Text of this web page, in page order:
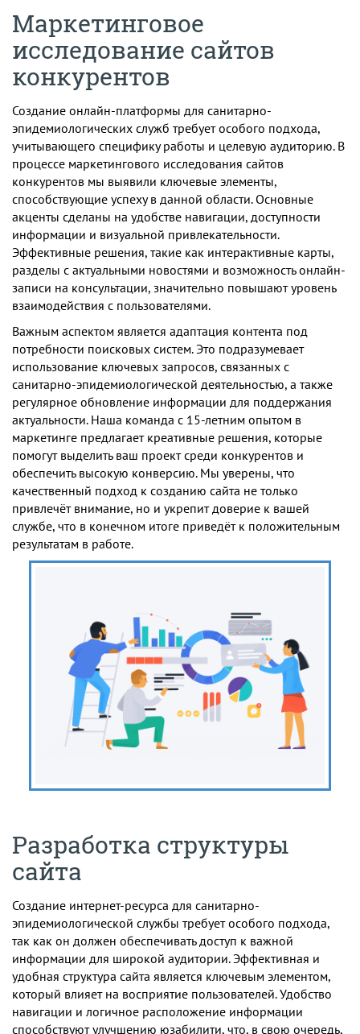
Маркетинговое
исследование сайтов
конкурентов
Создание онлайн-платформы для санитарно-
эпидемиологических служб требует особого подхода,
учитывающего специфику работы и целевую аудиторию. В
процессе маркетингового исследования сайтов
конкурентов мы выявили ключевые элементы,
способствующие успеху в данной области. Основные
акценты сделаны на удобстве навигации, доступности
информации и визуальной привлекательности.
Эффективные решения, такие как интерактивные карты,
разделы с актуальными новостями и возможность онлайн-
записи на консультации, значительно повышают уровень
взаимодействия с пользователями.
Важным аспектом является адаптация контента под
потребности поисковых систем. Это подразумевает
использование ключевых запросов, связанных с
санитарно-эпидемиологической деятельностью, а также
регулярное обновление информации для поддержания
актуальности. Наша команда с 15-летним опытом в
маркетинге предлагает креативные решения, которые
помогут выделить ваш проект среди конкурентов и
обеспечить высокую конверсию. Мы уверены, что
качественный подход к созданию сайта не только
привлечёт внимание, но и укрепит доверие к вашей
службе, что в конечном итоге приведёт к положительным
результатам в работе.
Разработка структуры
сайта
Создание интернет-ресурса для санитарно-
эпидемиологической службы требует особого подхода,
так как он должен обеспечивать доступ к важной
информации для широкой аудитории. Эффективная и
удобная структура сайта является ключевым элементом,
который влияет на восприятие пользователей. Удобство
навигации и логичное расположение информации
способствуют улучшению юзабилити, что, в свою очередь,